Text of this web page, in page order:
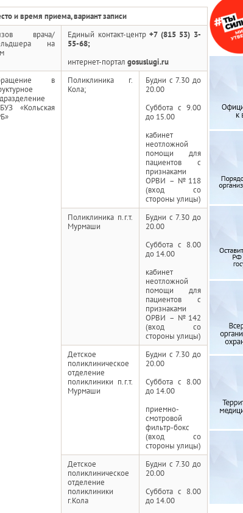
и время приема, вариант записи
врача/
на
Единый контакт-центр+7 (815 53) 3-
55-68;
интернет-портал gosuslugi.ru
в
«Кольская
Поликлиника г.
Кола;
Будни с 7.30 до
20.00
Суббота с 9.00
до 15.00
кабинет
неотложной
помощи для
пациентов с
признаками
ОРВИ – №118
(вход со
стороны улицы)
Поликлиника п.г.т.
Мурмаши
Будни с 7.30 до
20.00
Суббота с 8.00
до 14.00
кабинет
неотложной
помощи для
пациентов с
признаками
ОРВИ – №142
(вход со
стороны улицы)
Детское
поликлиническое
отделение
поликлиники п.г.т.
Мурмаши
Будни с 7.30 до
20.00
Суббота с 8.00
до 14.00
приемно-
смотровой
фильтр-бокс
(вход со
стороны улицы)
Детское
поликлиническое
отделение
поликлиники
г.Кола
Будни с 7.30 до
20.00
Суббота с 8.00
до 14.00